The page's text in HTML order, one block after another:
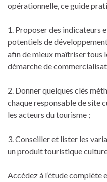
opérationnelle, ce guide
1. Proposer des indicateurs
potentiels de
afin de mieux maîtriser tous
démarche de
2. Donner quelques clés
chaque responsable de site
les acteurs du tourisme ;
3. Conseiller et lister les
un produit touristique
Accédez à l’étude complète